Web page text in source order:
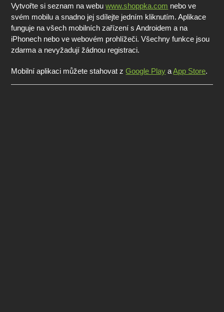
Vytvořte si seznam na webuwww.shoppka.com nebo ve
svém mobilu a snadno jej sdílejte jedním kliknutím. Aplikace
funguje na všech mobilních zařízení s Androidem a na
iPhonech nebo ve webovém prohlížeči. Všechny funkce jsou
zdarma a nevyžadují žádnou registraci.
Mobilní aplikaci můžete stahovat zGoogle Play aApp Store.